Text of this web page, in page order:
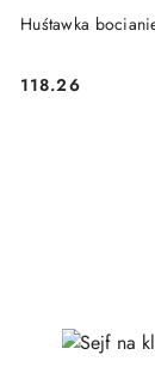
Huśtawka
Cena:
118.26